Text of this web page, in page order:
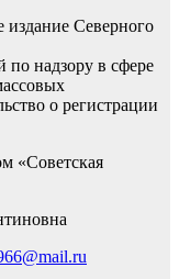
издание Северного
по надзору в сфере
о регистрации
«Советская